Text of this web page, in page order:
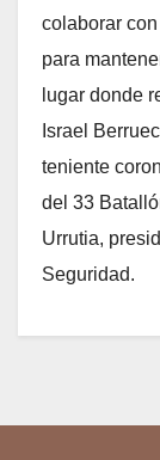
colaborar
para
lugar donde
Israel
teniente
del 33
Urrutia,
Seguridad.